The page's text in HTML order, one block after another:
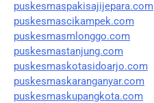
puskesmaspakisajijepara.com
puskesmascikampek.com
puskesmasmlonggo.com
puskesmastanjung.com
puskesmaskotasidoarjo.com
puskesmaskaranganyar.com
puskesmaskupangkota.com